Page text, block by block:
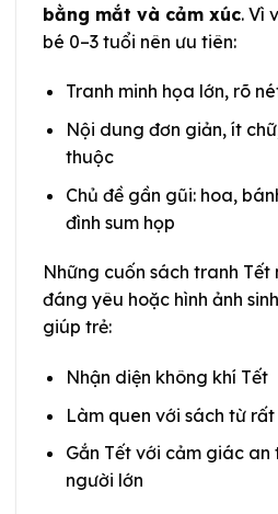
bằng mắt và cảm xúc. Vì
bé 0–3 tuổi nên ưu tiên:
Tranh minh họa lớn, rõ
Nội dung đơn giản, ít
thuộc
Chủ đề gần gũi: hoa,
đình sum họp
Những cuốn sách tranh Tết
đáng yêu hoặc hình ảnh
giúp trẻ:
Nhận diện không khí Tết
Làm quen với sách từ rất
Gắn Tết với cảm giác an
người lớn